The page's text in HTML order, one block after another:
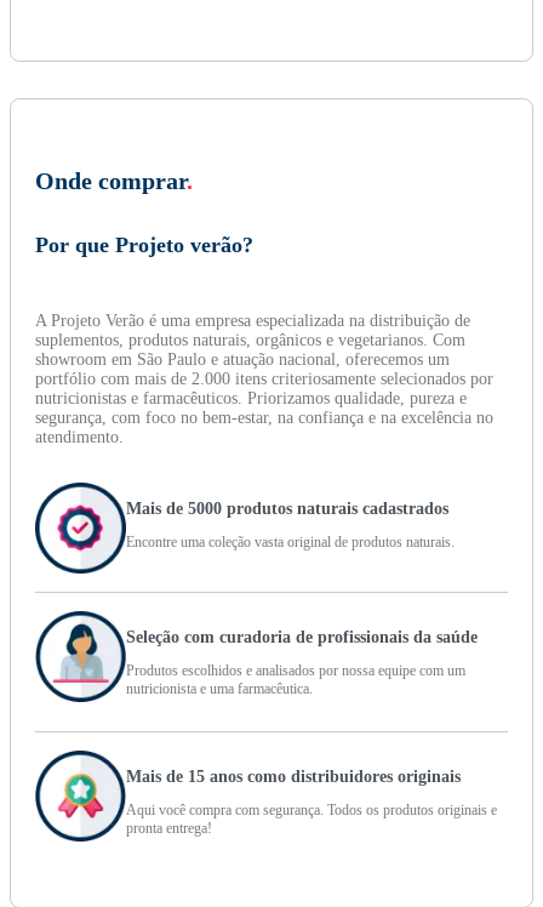
Onde comprar.
Por que Projeto verão?
A Projeto Verão é uma empresa especializada na distribuição de
suplementos, produtos naturais, orgânicos e vegetarianos. Com
showroom em São Paulo e atuação nacional, oferecemos um
portfólio com mais de 2.000 itens criteriosamente selecionados por
nutricionistas e farmacêuticos. Priorizamos qualidade, pureza e
segurança, com foco no bem-estar, na confiança e na excelência no
atendimento.
Mais de 5000 produtos naturais cadastrados
Encontre uma coleção vasta original de produtos naturais.
Seleção com curadoria de profissionais da saúde
Produtos escolhidos e analisados por nossa equipe com um
nutricionista e uma farmacêutica.
Mais de 15 anos como distribuidores originais
Aqui você compra com segurança. Todos os produtos originais e
pronta entrega!